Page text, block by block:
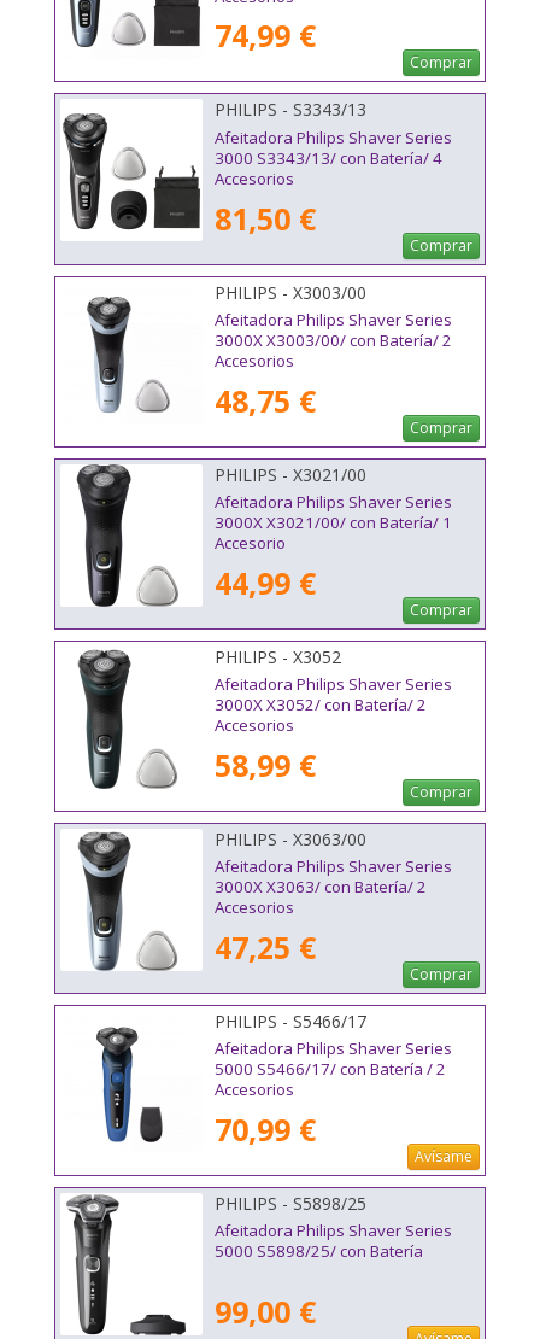
74,99 €
Comprar
PHILIPS - S3343/13
Afeitadora Philips Shaver Series
3000 S3343/13/ con Batería/ 4
Accesorios
81,50 €
Comprar
PHILIPS - X3003/00
Afeitadora Philips Shaver Series
3000X X3003/00/ con Batería/ 2
Accesorios
48,75 €
Comprar
PHILIPS - X3021/00
Afeitadora Philips Shaver Series
3000X X3021/00/ con Batería/ 1
Accesorio
44,99 €
Comprar
PHILIPS - X3052
Afeitadora Philips Shaver Series
3000X X3052/ con Batería/ 2
Accesorios
58,99 €
Comprar
PHILIPS - X3063/00
Afeitadora Philips Shaver Series
3000X X3063/ con Batería/ 2
Accesorios
47,25 €
Comprar
PHILIPS - S5466/17
Afeitadora Philips Shaver Series
5000 S5466/17/ con Batería / 2
Accesorios
70,99 €
Avísame
PHILIPS - S5898/25
Afeitadora Philips Shaver Series
5000 S5898/25/ con Batería
99,00 €